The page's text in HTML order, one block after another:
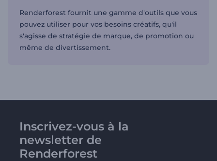
Renderforest fournit une gamme d'outils que vous
pouvez utiliser pour vos besoins créatifs, qu'il
s'agisse de stratégie de marque, de promotion ou
même de divertissement.
Inscrivez-vous à la
newsletter de
Renderforest